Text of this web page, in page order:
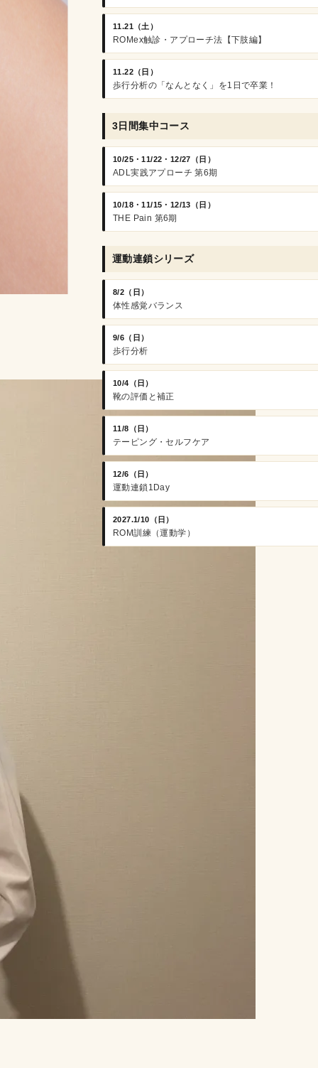
11.21（土）
ROMex触診・アプローチ法【下肢編】
11.22（日）
歩行分析の「なんとなく」を1日で卒業！
3日間集中コース
10/25・11/22・12/27（日）
ADL実践アプローチ 第6期
10/18・11/15・12/13（日）
THE Pain 第6期
運動連鎖シリーズ
8/2（日）
体性感覚バランス
9/6（日）
歩行分析
10/4（日）
靴の評価と補正
11/8（日）
テーピング・セルフケア
12/6（日）
運動連鎖1Day
2027.1/10（日）
ROM訓練（運動学）